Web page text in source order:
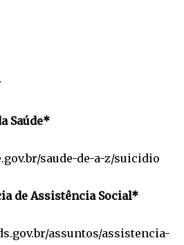
Saúde*
saude-de-a-z/suicidio
de Assistência Social*
assuntos/assistencia-